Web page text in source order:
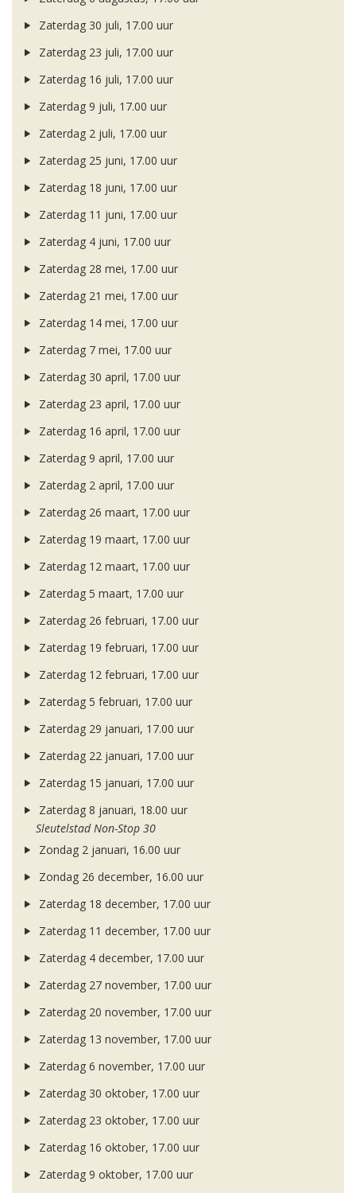
Zaterdag 30 juli, 17.00 uur
Zaterdag 23 juli, 17.00 uur
Zaterdag 16 juli, 17.00 uur
Zaterdag 9 juli, 17.00 uur
Zaterdag 2 juli, 17.00 uur
Zaterdag 25 juni, 17.00 uur
Zaterdag 18 juni, 17.00 uur
Zaterdag 11 juni, 17.00 uur
Zaterdag 4 juni, 17.00 uur
Zaterdag 28 mei, 17.00 uur
Zaterdag 21 mei, 17.00 uur
Zaterdag 14 mei, 17.00 uur
Zaterdag 7 mei, 17.00 uur
Zaterdag 30 april, 17.00 uur
Zaterdag 23 april, 17.00 uur
Zaterdag 16 april, 17.00 uur
Zaterdag 9 april, 17.00 uur
Zaterdag 2 april, 17.00 uur
Zaterdag 26 maart, 17.00 uur
Zaterdag 19 maart, 17.00 uur
Zaterdag 12 maart, 17.00 uur
Zaterdag 5 maart, 17.00 uur
Zaterdag 26 februari, 17.00 uur
Zaterdag 19 februari, 17.00 uur
Zaterdag 12 februari, 17.00 uur
Zaterdag 5 februari, 17.00 uur
Zaterdag 29 januari, 17.00 uur
Zaterdag 22 januari, 17.00 uur
Zaterdag 15 januari, 17.00 uur
Zaterdag 8 januari, 18.00 uur
Sleutelstad Non-Stop 30
Zondag 2 januari, 16.00 uur
Zondag 26 december, 16.00 uur
Zaterdag 18 december, 17.00 uur
Zaterdag 11 december, 17.00 uur
Zaterdag 4 december, 17.00 uur
Zaterdag 27 november, 17.00 uur
Zaterdag 20 november, 17.00 uur
Zaterdag 13 november, 17.00 uur
Zaterdag 6 november, 17.00 uur
Zaterdag 30 oktober, 17.00 uur
Zaterdag 23 oktober, 17.00 uur
Zaterdag 16 oktober, 17.00 uur
Zaterdag 9 oktober, 17.00 uur